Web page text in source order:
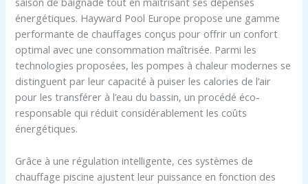
énergétiques. Hayward Pool Europe propose une gamme
performante de chauffages conçus pour offrir un confort
optimal avec une consommation maîtrisée. Parmi les
technologies proposées, les pompes à chaleur modernes se
distinguent par leur capacité à puiser les calories de l’air
pour les transférer à l’eau du bassin, un procédé éco-
responsable qui réduit considérablement les coûts
énergétiques.
Grâce à une régulation intelligente, ces systèmes de
chauffage piscine ajustent leur puissance en fonction des